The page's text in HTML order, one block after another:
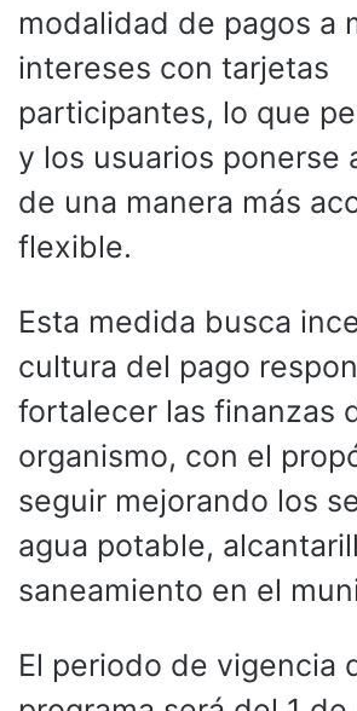
modalidad de pagos a
intereses con tarjetas
participantes, lo que
y los usuarios ponerse
de una manera más
flexible.
Esta medida busca
cultura del pago
fortalecer las finanzas
organismo, con el
seguir mejorando los
agua potable,
saneamiento en el
El periodo de vigencia